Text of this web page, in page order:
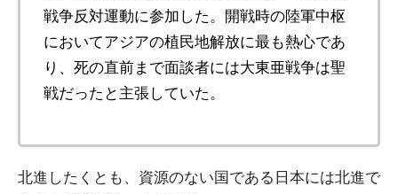
戦争反対運動に参加した。開戦時の陸軍中枢
においてアジアの植民地解放に最も熱心であ
り、死の直前まで面談者には大東亜戦争は聖
戦だったと主張していた。
北進したくとも、資源のない国である日本には北進で